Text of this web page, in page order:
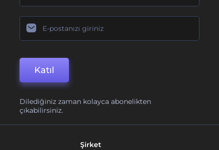
Katıl
Dilediğiniz zaman kolayca abonelikten
çıkabilirsiniz.
Şirket